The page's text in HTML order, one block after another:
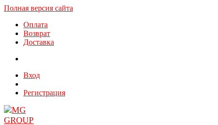
Полная версия сайта
Оплата
Возврат
Доставка
Вход
Регистрация